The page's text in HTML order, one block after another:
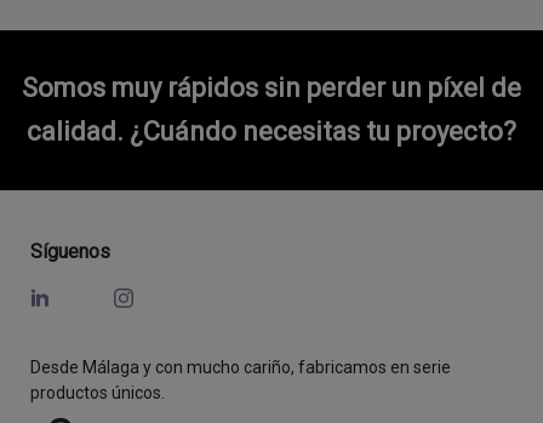
Somos muy rápidos sin perder un píxel de
calidad. ¿Cuándo necesitas tu proyecto?
Síguenos
Desde Málaga y con mucho cariño, fabricamos en serie
productos únicos.